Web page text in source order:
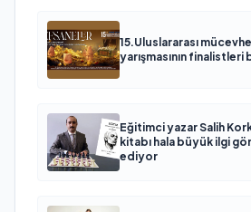
15.Uluslararası
yarışmasının finalistleri
Eğitimci yazar Salih
kitabı hala büyük ilgi
ediyor